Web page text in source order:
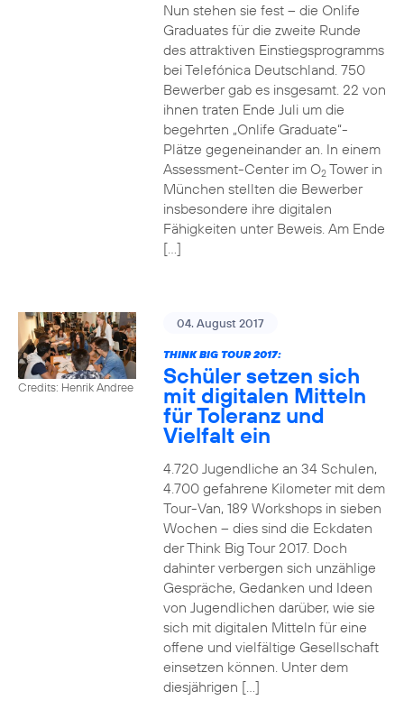
Nun stehen sie fest – die Onlife
Graduates für die zweite Runde
des attraktiven Einstiegsprogramms
bei Telefónica Deutschland. 750
Bewerber gab es insgesamt. 22 von
ihnen traten Ende Juli um die
begehrten „Onlife Graduate“-
Plätze gegeneinander an. In einem
Assessment-Center im O2Tower in
München stellten die Bewerber
insbesondere ihre digitalen
Fähigkeiten unter Beweis. Am Ende
[…]
Credits: Henrik Andree
04. August 2017
THINK BIG TOUR 2017:
Schüler setzen sich
mit digitalen Mitteln
für Toleranz und
Vielfalt ein
4.720 Jugendliche an 34 Schulen,
4.700 gefahrene Kilometer mit dem
Tour-Van, 189 Workshops in sieben
Wochen – dies sind die Eckdaten
der Think Big Tour 2017. Doch
dahinter verbergen sich unzählige
Gespräche, Gedanken und Ideen
von Jugendlichen darüber, wie sie
sich mit digitalen Mitteln für eine
offene und vielfältige Gesellschaft
einsetzen können. Unter dem
diesjährigen […]